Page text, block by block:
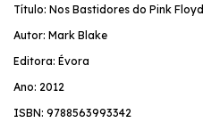
Título: Nos Bastidores do Pink Floyd
Autor: Mark Blake
Editora: Évora
Ano: 2012
ISBN: 9788563993342